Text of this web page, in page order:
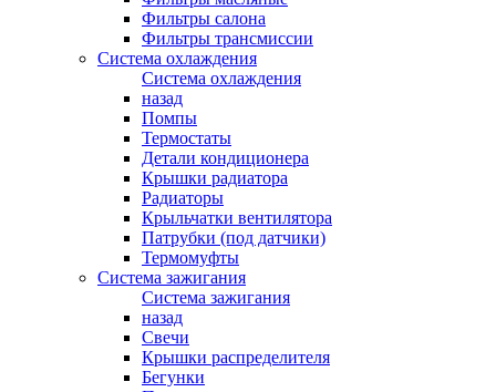
Фильтры салона
Фильтры трансмиссии
Система охлаждения
Система охлаждения
назад
Помпы
Термостаты
Детали кондиционера
Крышки радиатора
Радиаторы
Крыльчатки вентилятора
Патрубки (под датчики)
Термомуфты
Система зажигания
Система зажигания
назад
Свечи
Крышки распределителя
Бегунки